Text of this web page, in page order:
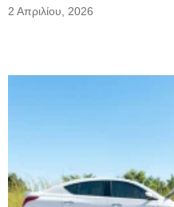
2 Απριλίου, 2026